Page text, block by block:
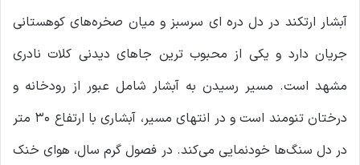
آبشار ارتکند در دل دره ‌ای سرسبز و میان صخره‌های کوهستانی
جریان دارد و یکی از محبوب ‌ترین جاهای دیدنی کلات نادری
مشهد است. مسیر رسیدن به آبشار شامل عبور از رودخانه و
درختان تنومند است و در انتهای مسیر، آبشاری با ارتفاع ۳۰ متر
در دل سنگ‌ها خودنمایی می‌کند. در فصول گرم سال، هوای خنک